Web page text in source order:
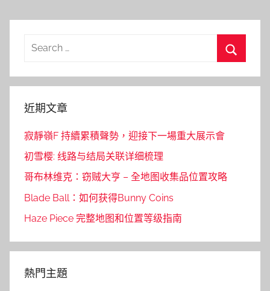
Search
近期文章
寂靜嶺F 持續累積聲勢，迎接下一場重大展示會
初雪樱: 线路与结局关联详细梳理
哥布林维克：窃贼大亨 – 全地图收集品位置攻略
Blade Ball：如何获得Bunny Coins
Haze Piece 完整地图和位置等级指南
熱門主題